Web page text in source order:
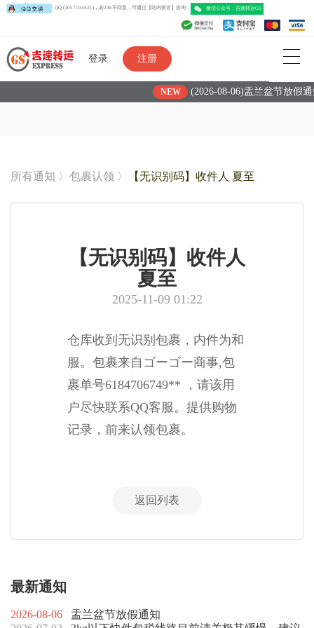
QQ (3057104421)，若24h不回复，可通过【站内留言】咨询， 微信公众号：吉速转运
登录 注册
NEW (2026-08-06)盂兰盆节放假通
所有通知 〉 包裹认领 〉 【无识别码】收件人 夏至
【无识别码】收件人
夏至
2025-11-09 01:22
仓库收到无识别包裹，内件为和
服。包裹来自ゴーゴー商事,包
裹单号6184706749** ，请该用
户尽快联系QQ客服。提供购物
记录，前来认领包裹。
返回列表
最新通知
2026-08-06
盂兰盆节放假通知